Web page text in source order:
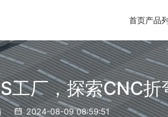
首页产品
工厂，探索CNC折
2024-08-09 08:59:51